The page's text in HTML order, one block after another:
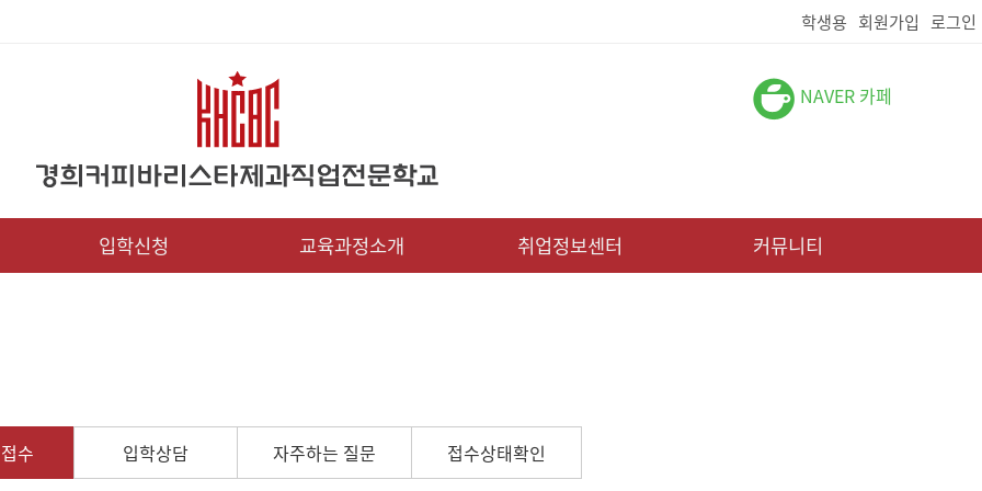
학생용 회원가입 로그인
NAVER 카페
입학신청 교육과정소개 취업정보센터 커뮤니티
수 입학상담 자주하는 질문 접수상태확인